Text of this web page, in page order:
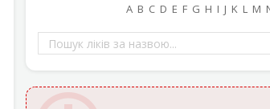
A B C D E F G H I J K L M
Пошук
ліків
за
назвою